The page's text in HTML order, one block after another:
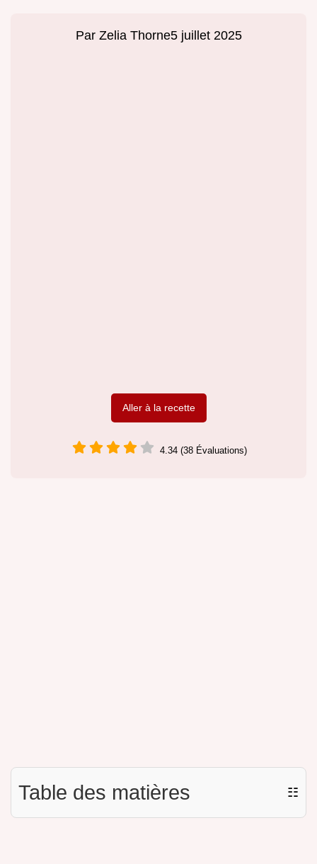
Par Zelia Thorne5 juillet 2025
Aller à la recette
4.34 (38 Évaluations)
Table des matières ☷